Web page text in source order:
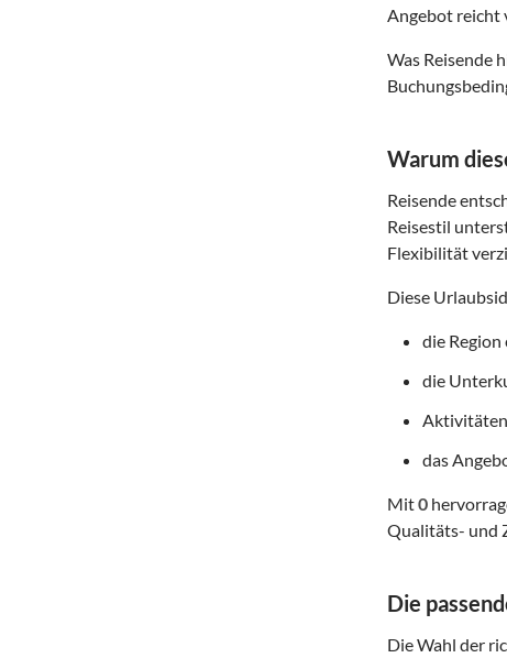
Angebot reicht
Was Reisende
Warum
Reisende
Reisestil
Flexibilität
Diese
die
die
das
Mit0
Qualitäts- und
Die
Die Wahl der